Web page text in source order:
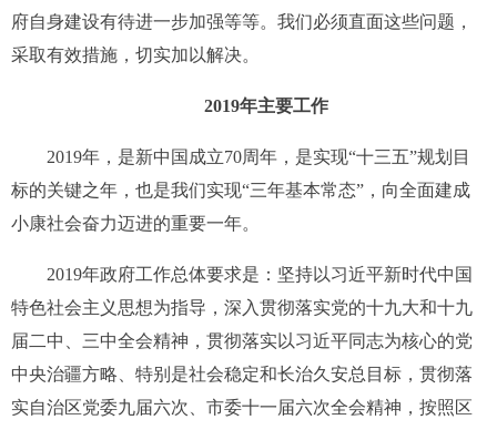
府自身建设有待进一步加强等等。我们必须直面这些问题，
采取有效措施，切实加以解决。
2019年主要工作
2019年，是新中国成立70周年，是实现“十三五”规划目
标的关键之年，也是我们实现“三年基本常态” ， 向全面建成
小康社会奋力迈进的重要一年。
2019年政府工作总体要求是： 坚持以习近平新时代中国
特色社会主义思想为指导，深入贯彻落实党的十九大和十九
届二中、三中全会精神，贯彻落实以习近平同志为核心的党
中央治疆方略、特别是社会稳定和长治久安总目标，贯彻落
实自治区党委九届六次、市委十一届六次全会精神，按照区